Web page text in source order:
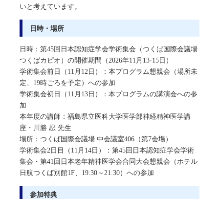
いと考えています。
日時・場所
日時：第45回日本認知症学会学術集会（つくば国際会議場
つくばカピオ）の開催期間（2026年11月13-15日）
学術集会前日（11月12日）：本プログラム懇親会（場所未
定、19時ごろを予定）への参加
学術集会初日（11月13日）：本プログラムの講演会への参
加
本年度の講師：福島県立医科大学医学部神経精神医学講
座・川勝 忍 先生
場所：つくば国際会議場 中会議室406（第7会場）
学術集会2日目（11月14日）：第45回日本認知症学会学術
集会・第41回日本老年精神医学会合同大会懇親会（ホテル
日航つくば別館1F、19:30～21:30）への参加
参加特典